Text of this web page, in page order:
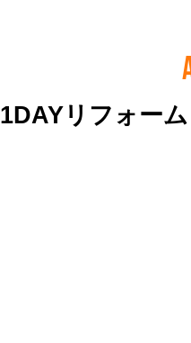
1DAYリフォー